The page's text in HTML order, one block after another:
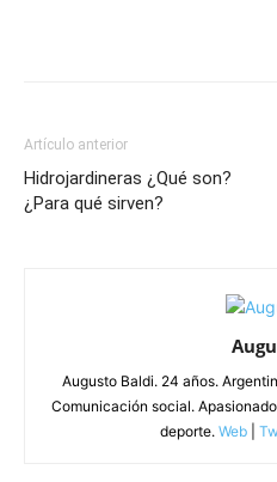
Artículo anterior
Hidrojardineras ¿Qué son?
¿Para qué sirven?
Augusto Baldi. 24 años.
Comunicación social.
deporte. Web